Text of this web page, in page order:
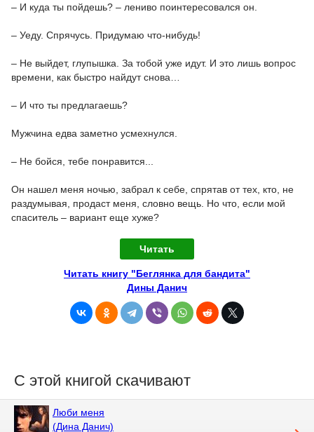
– И куда ты пойдешь? – лениво поинтересовался он.
– Уеду. Спрячусь. Придумаю что-нибудь!
– Не выйдет, глупышка. За тобой уже идут. И это лишь вопрос
времени, как быстро найдут снова…
– И что ты предлагаешь?
Мужчина едва заметно усмехнулся.
– Не бойся, тебе понравится...
Он нашел меня ночью, забрал к себе, спрятав от тех, кто, не
раздумывая, продаст меня, словно вещь. Но что, если мой
спаситель – вариант еще хуже?
Читать
Читать книгу "Беглянка для бандита"
Дины Данич
С этой книгой скачивают
Люби меня
(Дина Данич)